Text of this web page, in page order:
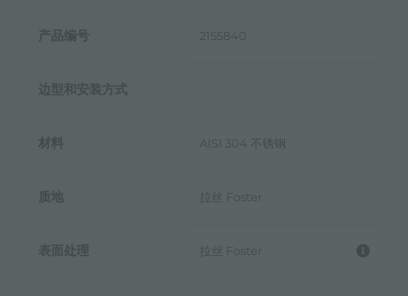
产品编号 2155840
边型和安装方式
材料 AISI 304 不锈钢
质地 拉丝 Foster
表面处理 拉丝 Foster